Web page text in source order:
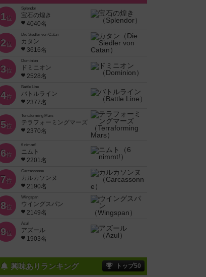
1位
Splendor
宝石の煌き
4040名
2位
Die Siedler von Catan
カタン
3616名
3位
Dominion
ドミニオン
2528名
4位
Battle Line
バトルライン
2377名
5位
Terraforming Mars
テラフォーミングマーズ
2370名
6位
6 nimmt!
ニムト
2201名
7位
Carcassonne
カルカソンヌ
2190名
8位
Wingspan
ウイングスパン
2149名
9位
Azul
アズール
1903名
興味ありランキング トップ50